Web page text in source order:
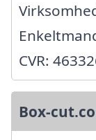
CVR:
Box-